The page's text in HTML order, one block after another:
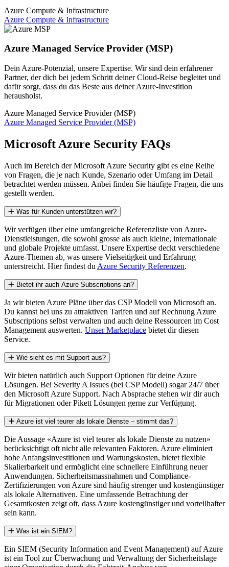
Azure Compute & Infrastructure
Azure Compute & Infrastructure
Azure Managed Service Provider (MSP)
Dein Azure-Potenzial, unsere Expertise. Wir sind dein erfahrener
Partner, der dich bei jedem Schritt deiner Cloud-Reise begleitet und
dafür sorgt, dass du das Beste aus deiner Azure-Investition
herausholst.
Azure Managed Service Provider (MSP)
Azure Managed Service Provider (MSP)
Microsoft Azure Security FAQs
Auch im Bereich der Microsoft Azure Security gibt es eine Reihe
von Fragen, die je nach Kunde, Szenario oder Umfang im Detail
betrachtet werden müssen. Anbei finden Sie häufige Fragen, die uns
gestellt werden.
Was für Kunden unterstützen wir?
Wir verfügen über eine umfangreiche Referenzliste von Azure-
Dienstleistungen, die sowohl grosse als auch kleine, internationale
und globale Projekte umfasst. Unsere Expertise deckt verschiedene
Azure-Themen ab, was unsere Vielseitigkeit und Erfahrung
unterstreicht. Hier findest du Azure Security Referenzen.
Bietet ihr auch Azure Subscriptions an?
Ja wir bieten Azure Pläne über das CSP Modell von Microsoft an.
Du kannst bei uns zu attraktiven Tarifen und auf Rechnung Azure
Subscriptions selbst verwalten und auch deine Ressourcen im Cost
Management auswerten. Unser Marketplace bietet dir diesen
Service.
Wie sieht es mit Support aus?
Wir bieten natürlich auch Support Optionen für deine Azure
Lösungen. Bei Severity A Issues (bei CSP Modell) sogar 24/7 über
den Microsoft Azure Support. Nach Absprache stehen wir dir auch
für Migrationen oder Pikett Lösungen gerne zur Verfügung.
Azure ist viel teurer als lokale Dienste – stimmt das?
Die Aussage «Azure ist viel teurer als lokale Dienste zu nutzen»
berücksichtigt oft nicht alle relevanten Faktoren. Azure eliminiert
hohe Anfangsinvestitionen und Wartungskosten, bietet flexible
Skalierbarkeit und ermöglicht eine schnellere Einführung neuer
Anwendungen. Sicherheitsmassnahmen und Compliance-
Zertifizierungen von Azure sind häufig strenger und kostengünstiger
als lokale Alternativen. Eine umfassende Betrachtung der
Gesamtkosten zeigt oft, dass Azure kostengünstiger und vorteilhafter
sein kann.
Was ist ein SIEM?
Ein SIEM (Security Information and Event Management) auf Azure
ist ein Tool zur Überwachung und Verwaltung der Sicherheitslage